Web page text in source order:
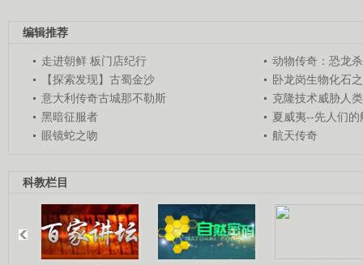
编辑推荐
走进朝鲜 板门店纪行
动物传奇：恐龙
【探索发现】古蜀金沙
卧龙岗生物化石
意大利传奇古城那不勒斯
克隆技术威胁人
黑暗征服者
夏威夷--先人们的
眼镜蛇之吻
航天传奇
科教栏目